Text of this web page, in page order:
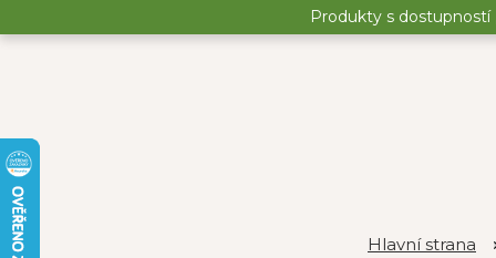
na
Produkty s dostupností